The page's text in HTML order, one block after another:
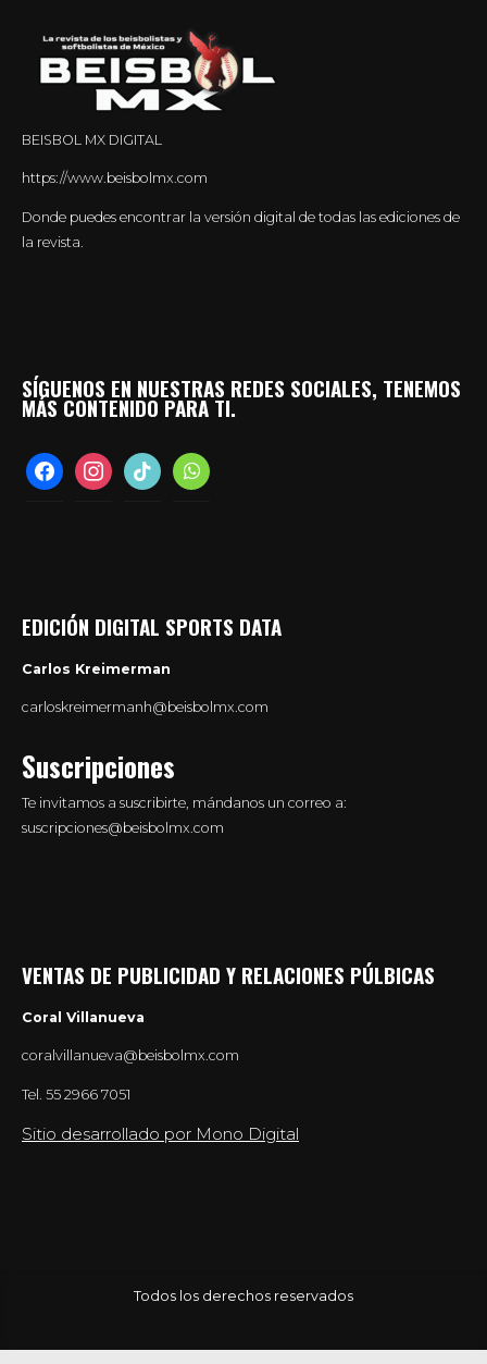
BEISBOL MX DIGITAL
https://www.beisbolmx.com
Donde puedes encontrar la versión digital de todas las ediciones de
la revista.
SÍGUENOS EN NUESTRAS REDES SOCIALES, TENEMOS
MÁS CONTENIDO PARA TI.
facebookinstagramtiktok whatsapp
EDICIÓN DIGITAL SPORTS DATA
Carlos Kreimerman
carloskreimermanh@beisbolmx.com
Suscripciones
Te invitamos a suscribirte, mándanos un correo a:
suscripciones@beisbolmx.com
VENTAS DE PUBLICIDAD Y RELACIONES PÚLBICAS
Coral Villanueva
coralvillanueva@beisbolmx.com
Tel. 55 2966 7051
Sitio desarrollado por Mono Digital
Todos los derechos reservados